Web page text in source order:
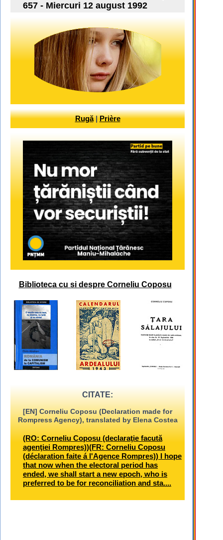
657 - Miercuri 12 august 1992
Rugă|Prière
Biblioteca cu si despre Corneliu Coposu
CITATE:
[EN] Corneliu Coposu (Declaration made for
Rompress Agency), translated by Elena Costea
(RO: Corneliu Coposu (declaraţie facută
agenţiei Rompres))(FR: Corneliu Coposu
(déclaration faite á l'Agence Rompres)) I hope
that now when the electoral period has
ended, we shall start a new epoch, who is
preferred to be for reconciliation and sta....